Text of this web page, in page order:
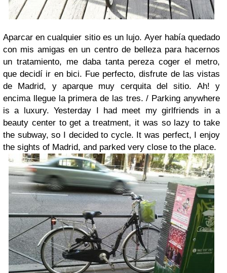
Aparcar en cualquier sitio es un lujo. Ayer había quedado
con mis amigas en un centro de belleza para hacernos
un tratamiento, me daba tanta pereza coger el metro,
que decidí ir en bici. Fue perfecto, disfrute de las vistas
de Madrid, y aparque muy cerquita del sitio. Ah! y
encima llegue la primera de las tres. / Parking anywhere
is a luxury. Yesterday I had meet my girlfriends in a
beauty center to get a treatment, it was so lazy to take
the subway, so I decided to cycle. It was perfect, I enjoy
the sights of Madrid, and parked very close to the place.